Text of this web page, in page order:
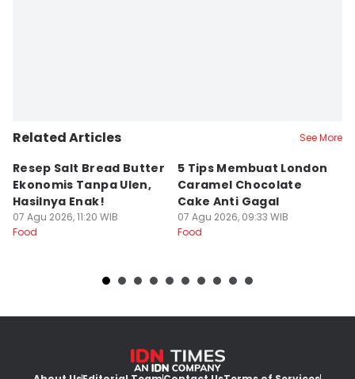
Related Articles See More
Resep Salt Bread Butter
Ekonomis Tanpa Ulen,
Hasilnya Enak!
07 Agu 2026, 11:20 WIB
Food
5 Tips Membuat London
Caramel Chocolate
Cake Anti Gagal
07 Agu 2026, 09:33 WIB
Food